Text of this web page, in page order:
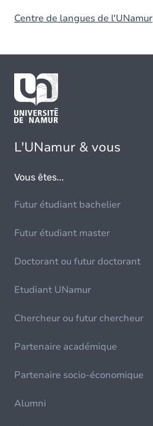
Centre de langues de l'UNamur
L'UNamur & vous
Vous êtes...
Futur étudiant bachelier
Futur étudiant master
Doctorant ou futur doctorant
Etudiant UNamur
Chercheur ou futur chercheur
Partenaire académique
Partenaire socio-économique
Alumni